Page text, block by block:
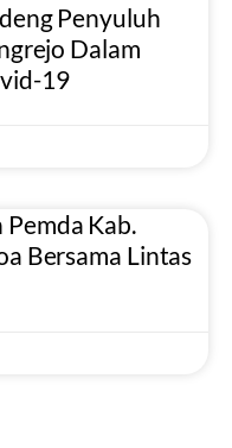
Penyuluh
Dalam
19
Pemda Kab.
Bersama Lintas